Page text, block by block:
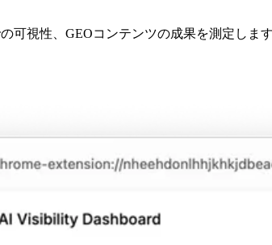
視性、GEOコンテンツの成果を測定しま